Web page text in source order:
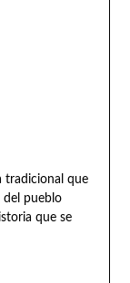
tradicional que
del pueblo
que se